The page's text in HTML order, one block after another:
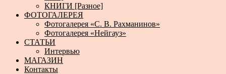
КНИГИ [Разное]
ФОТОГАЛЕРЕЯ
Фотогалерея «С. В. Рахманинов»
Фотогалерея «Нейгауз»
СТАТЬИ
Интервью
МАГАЗИН
Контакты